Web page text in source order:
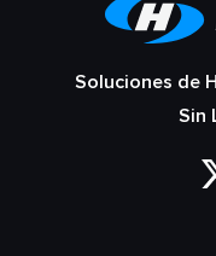
Soluciones de
Sin